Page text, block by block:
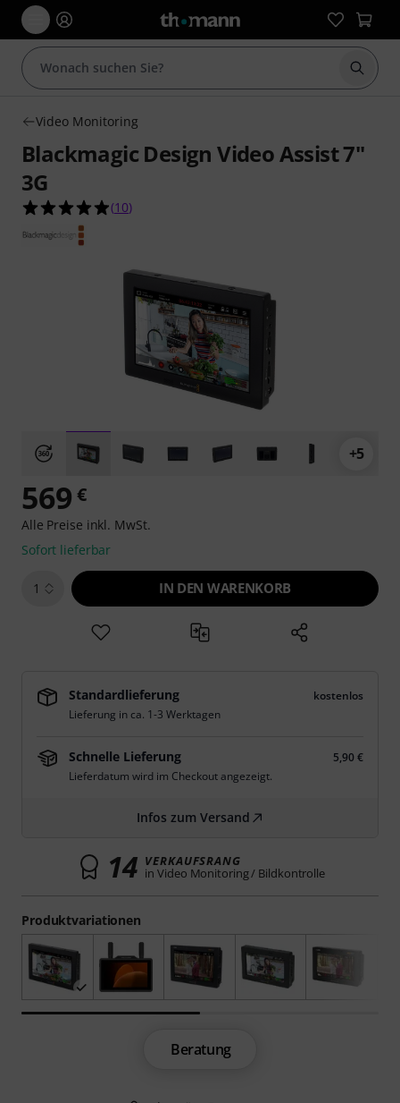
Suche
Video Monitoring
Blackmagic Design Video Assist 7"
3G
4.9 von 5 Sternen aus 10 Kundenbewertungen
(10)
+5
Produktvariationen
569 €
Alle Preise inkl. MwSt.
Sofort lieferbar
1 IN DEN WARENKORB
Standardlieferung
kostenlos
Lieferung in ca. 1-3 Werktagen
Schnelle Lieferung
5,90 €
Lieferdatum wird im Checkout angezeigt.
Infos zum Versand
14 VERKAUFSRANG
in Video Monitoring / Bildkontrolle
Beratung